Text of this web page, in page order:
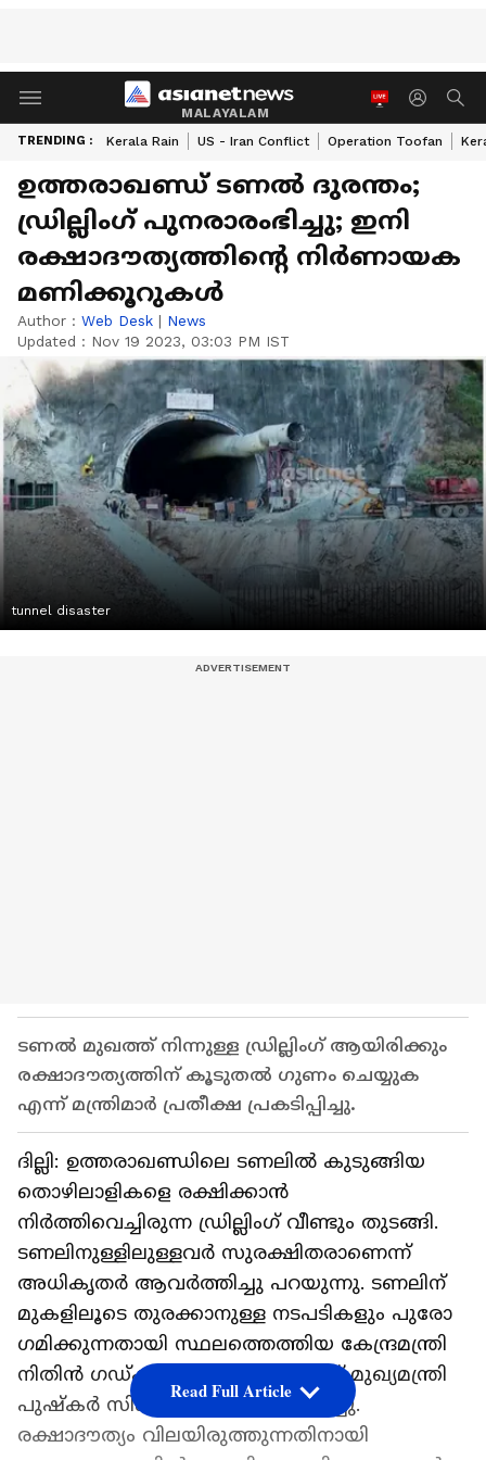
MALAYALAM
TRENDING : Kerala Rain US - Iran Conflict Operation Toofan
ഉത്തരാഖണ്ഡ് ടണൽ ദുരന്തം;
ഡ്രില്ലിം​ഗ് പുനരാരംഭിച്ചു; ഇനി
രക്ഷാദൗത്യത്തിന്റെ നിർണായക
മണിക്കൂറുകൾ
Author : Web Desk | News
Updated : Nov 19 2023, 03:03 PM IST
tunnel disaster
ടണൽ മുഖത്ത് നിന്നുള്ള ഡ്രില്ലിം​ഗ് ആയിരിക്കും
രക്ഷാദൗത്യത്തിന് കൂടുതൽ ​ഗുണം ചെയ്യുക
എന്ന് മന്ത്രിമാർ പ്രതീക്ഷ പ്രകടിപ്പിച്ചു.
ദില്ലി: ഉത്തരാഖണ്ഡിലെ ടണലിൽ കുടുങ്ങിയ
തൊഴിലാളികളെ രക്ഷിക്കാൻ
നിർത്തിവെച്ചിരുന്ന ഡ്രില്ലിം​ഗ് വീണ്ടും തുടങ്ങി.
ടണലിനുള്ളിലുള്ളവർ സുരക്ഷിതരാണെന്ന്
അധികൃതർ ആവർത്തിച്ചു പറയുന്നു. ടണലിന്
മുകളിലൂടെ തുരക്കാനുള്ള നടപടികളും പുരോ​
ഗമിക്കുന്നതായി സ്ഥലത്തെത്തിയ കേന്ദ്രമന്ത്രി
നിതിൻ ​ഗഡ്കരി‌യും ഉത്തരാഖണ്ഡ് മുഖ്യമന്ത്രി
പുഷ്കർ സിം​ഗ് ധാമിയും അറിയിച്ചു.
രക്ഷാദൗത്യം വിലയിരുത്തുന്നതിനായി
Read Full Article